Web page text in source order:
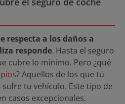
respecta a los daños a
responde. Hasta el seguro
cubre lo mínimo. Pero ¿qué
? Aquellos de los que tú
tu vehículo. Este tipo de
casos excepcionales.